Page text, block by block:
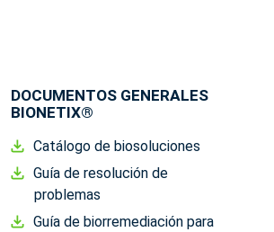
DOCUMENTOS GENERALES
BIONETIX®
Catálogo de biosoluciones
Guía de resolución de
problemas
Guía de biorremediación para